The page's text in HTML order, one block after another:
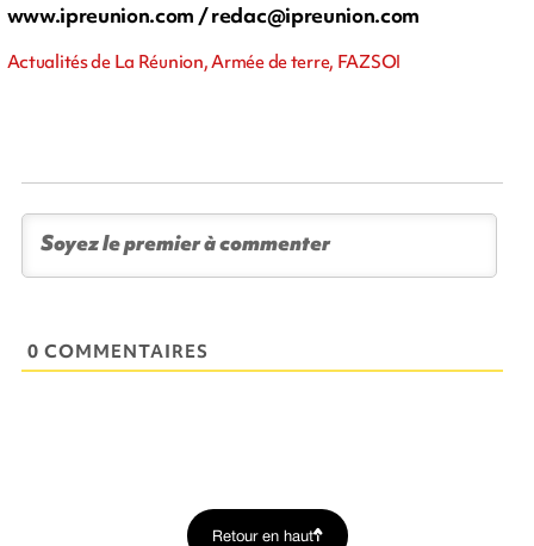
www.ipreunion.com /redac@ipreunion.com
Actualités de La Réunion, Armée de terre, FAZSOI
0 COMMENTAIRES
Retour en haut